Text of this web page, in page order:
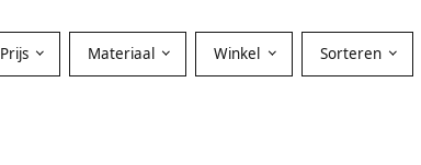
Prijs Materiaal Winkel Sorteren